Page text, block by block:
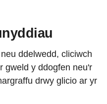
ddelwedd, cliciwch
gweld y ddogfen neu'r
drwy glicio ar yr